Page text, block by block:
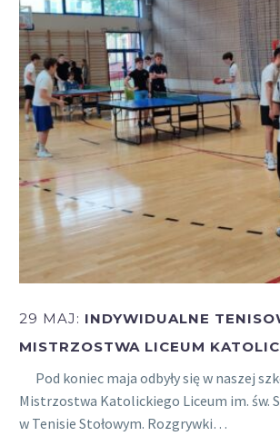
29 MAJ: INDYWIDUALNE
MISTRZOSTWA LICEUM
Pod koniec maja odbyły się w naszej
Mistrzostwa Katolickiego Liceum im. św.
w Tenisie Stołowym. Rozgrywki…